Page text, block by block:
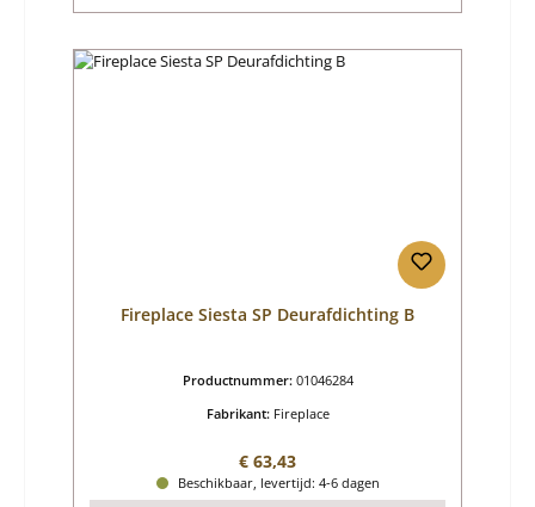
Fireplace Siesta SP Deurafdichting B
Productnummer: 01046284
Fabrikant: Fireplace
Normale prijs:
€ 63,43
Beschikbaar, levertijd: 4-6 dagen